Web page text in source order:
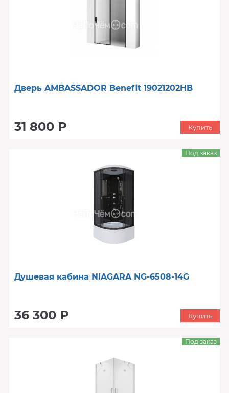
Дверь AMBASSADOR Benefit 19021202HB
31 800 Р Купить
Душевая кабина NIAGARA NG-6508-14G
36 300 Р
Под заказ
Купить
Под заказ